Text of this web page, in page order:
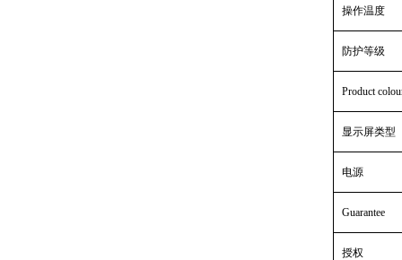
操作温度
防护等级
Product
显示屏类型
电源
Guarantee
授权